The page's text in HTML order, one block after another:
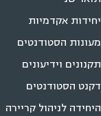
יחידות אקדמיות
מעונות הסטודנטים
תקנונים וידיעונים
דקנט הסטודנטים
היחידה לניהול קריירה